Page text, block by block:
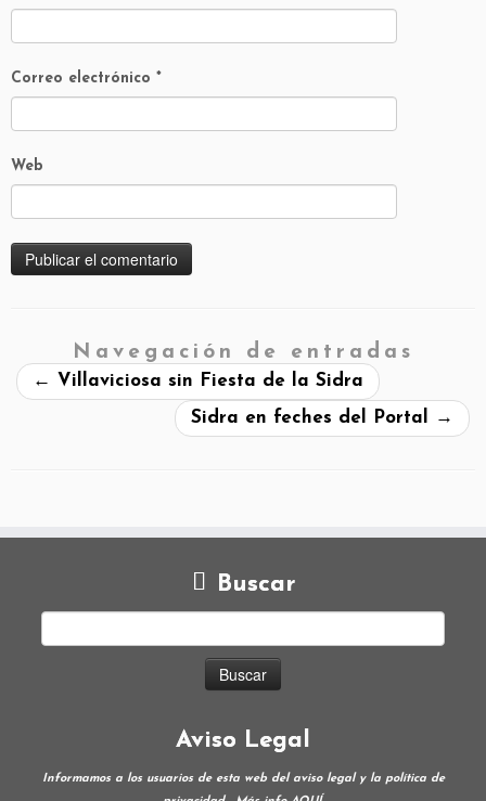
Correo electrónico *
Web
Navegación de entradas
←
Villaviciosa sin Fiesta de la Sidra
Sidra en feches del Portal →
Buscar
Aviso Legal
Informamos a los usuarios de esta web del aviso legal y la política de